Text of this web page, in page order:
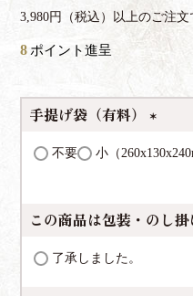
3,980円（税込）以上のご注文
8 ポイント進呈
手提げ袋（有料）
(
必
不要 小（
この商品は包装・のし
了承しました。